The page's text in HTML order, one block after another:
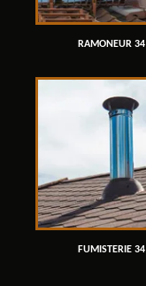
RAMONEUR 34
FUMISTERIE 34